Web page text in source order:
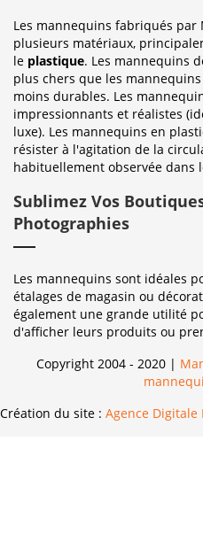
Les mannequins fabriqués
plusieurs matériaux,
le plastique. Les mannequins
plus chers que les
moins durables. Les
impressionnants et réalistes
luxe). Les mannequins en
résister à l'agitation de la
habituellement observée dans
Sublimez Vos
Photographies
Les mannequins sont idéales
étalages de magasin ou
également une grande utilité
d'afficher leurs produits ou
Copyright 2004 - 2020 |
Création du site : Agence Digitale